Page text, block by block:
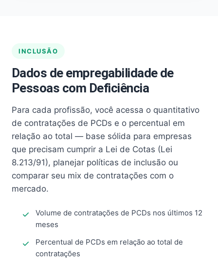
INCLUSÃO
Dados de empregabilidade de
Pessoas com Deficiência
Para cada profissão, você acessa o quantitativo
de contratações de PCDs e o percentual em
relação ao total — base sólida para empresas
que precisam cumprir a Lei de Cotas (Lei
8.213/91), planejar políticas de inclusão ou
comparar seu mix de contratações com o
mercado.
Volume de contratações de PCDs nos últimos 12
meses
Percentual de PCDs em relação ao total de
contratações